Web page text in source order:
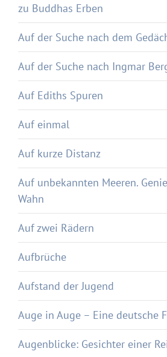
zu Buddhas Erben
Auf der Suche nach dem
Auf der Suche nach Ingmar
Auf Ediths Spuren
Auf einmal
Auf kurze Distanz
Auf unbekannten Meeren.
Wahn
Auf zwei Rädern
Aufbrüche
Aufstand der Jugend
Auge in Auge – Eine deutsche
Augenblicke: Gesichter einer